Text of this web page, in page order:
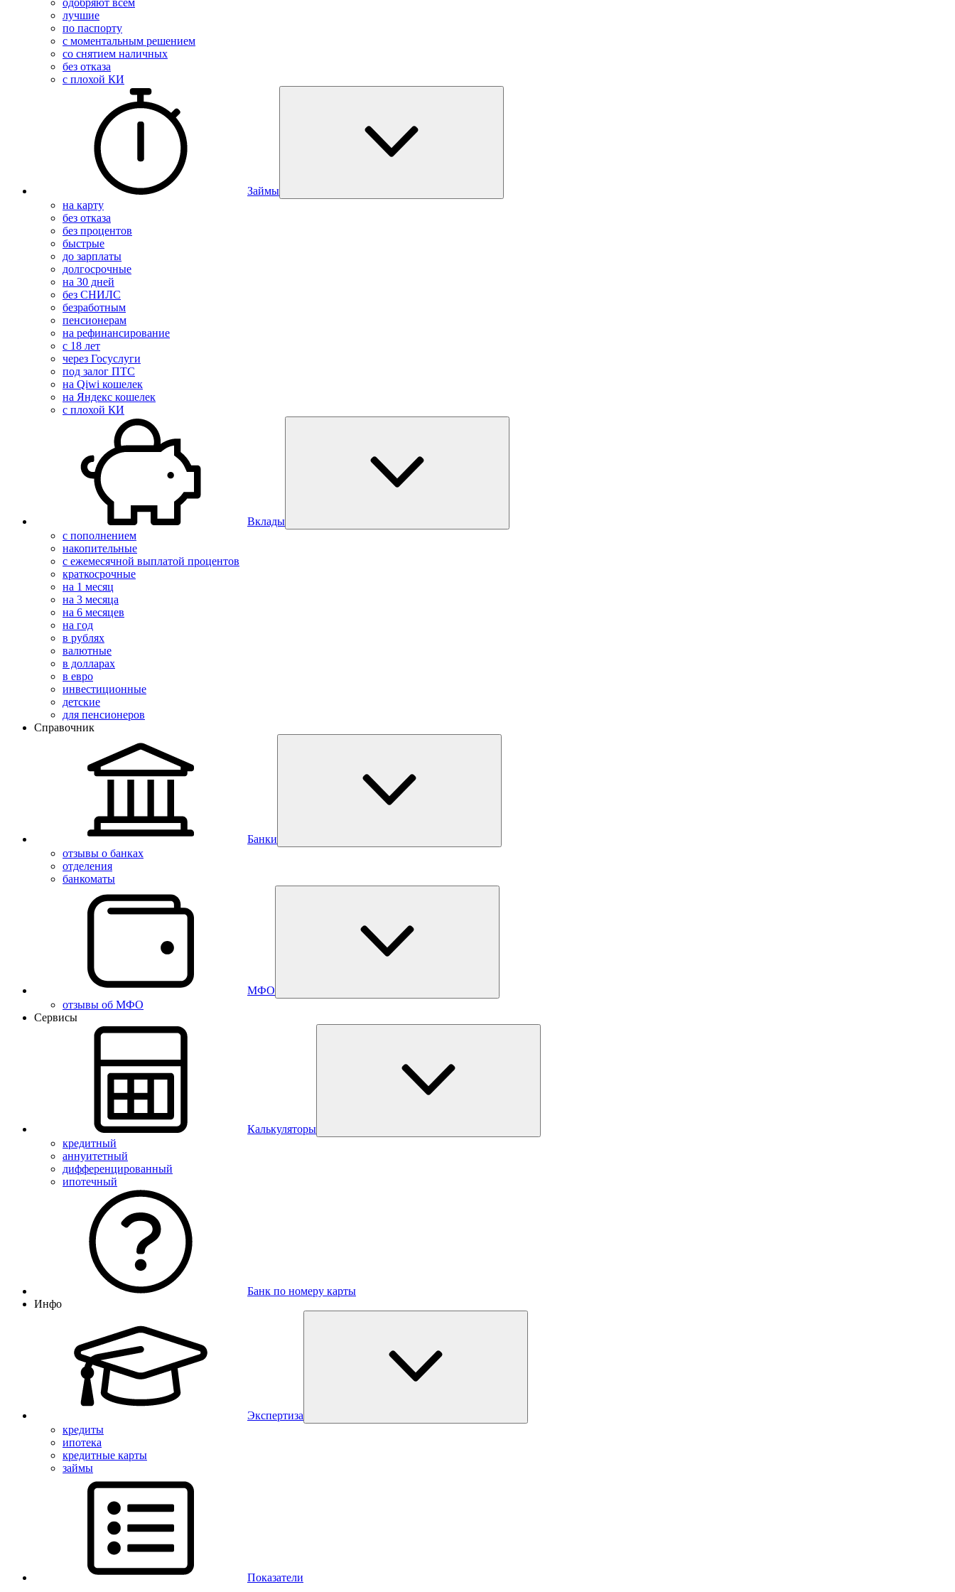
одобряют всем
лучшие
по паспорту
с моментальным решением
со снятием наличных
без отказа
с плохой КИ
Займы
на карту
без отказа
без процентов
быстрые
до зарплаты
долгосрочные
на 30 дней
без СНИЛС
безработным
пенсионерам
на рефинансирование
с 18 лет
через Госуслуги
под залог ПТС
на Qiwi кошелек
на Яндекс кошелек
с плохой КИ
Вклады
с пополнением
накопительные
с ежемесячной выплатой процентов
краткосрочные
на 1 месяц
на 3 месяца
на 6 месяцев
на год
в рублях
валютные
в долларах
в евро
инвестиционные
детские
для пенсионеров
Справочник
Банки
отзывы о банках
отделения
банкоматы
МФО
отзывы об МФО
Сервисы
Калькуляторы
кредитный
аннуитетный
дифференцированный
ипотечный
Банк по номеру карты
Инфо
Экспертиза
кредиты
ипотека
кредитные карты
займы
Показатели